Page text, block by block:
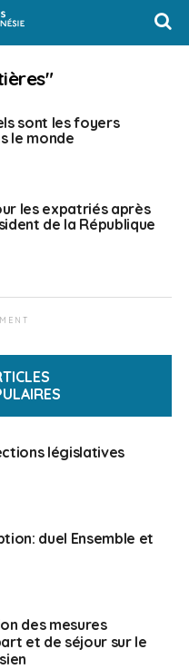
sont les foyers
le monde
les expatriés après
de la République
législatives
duel Ensemble et
des mesures
et de séjour sur le